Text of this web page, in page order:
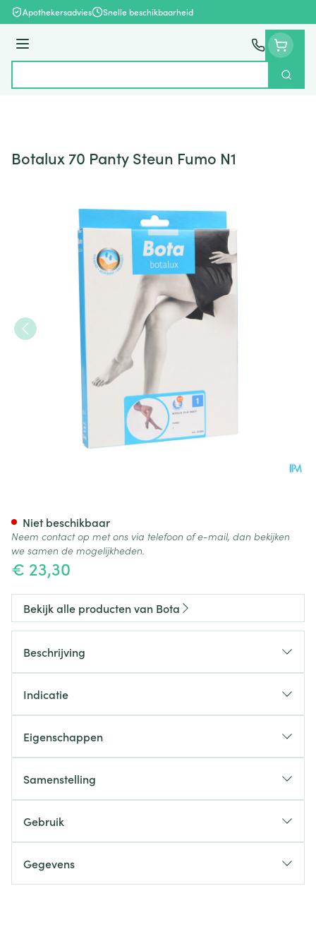
Ga naar de inhoud
Apothekersadvies Snelle beschikbaarheid
Menu
Zoek
Botalux 70 Panty Steun Fumo N1
€ 23,30
Niet beschikbaar
Neem contact op met ons via telefoon of e-mail, dan bekijken
we samen de mogelijkheden.
Bekijk alle producten van Bota
Beschrijving
Indicatie
Eigenschappen
Samenstelling
Gebruik
Gegevens